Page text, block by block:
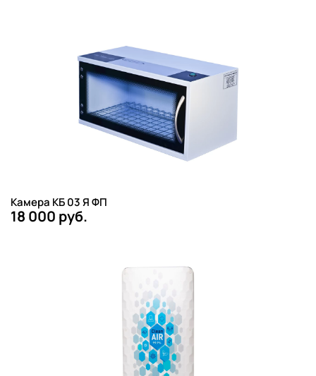
Камера КБ 03 Я ФП
18 000 руб.